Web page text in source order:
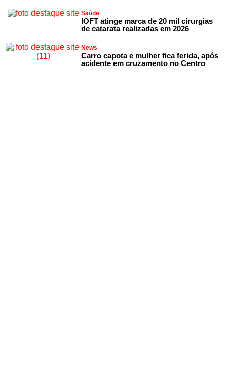
Saúde
IOFT atinge marca de 20 mil cirurgias
de catarata realizadas em 2026
News
Carro capota e mulher fica ferida, após
acidente em cruzamento no Centro